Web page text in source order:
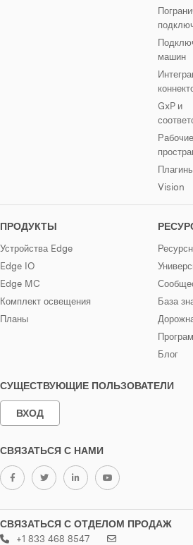
машин
GxP и
Рабочие
Vision
ПРОДУКТЫ
Устройства Edge
Edge IO
Edge MC
Комплект освещения
Планы
База
Блог
СУЩЕСТВУЮЩИЕ ПОЛЬЗОВАТЕЛИ
ВХОД
СВЯЗАТЬСЯ С НАМИ
СВЯЗАТЬСЯ С ОТДЕЛОМ ПРОДАЖ
+1 833 468 8547